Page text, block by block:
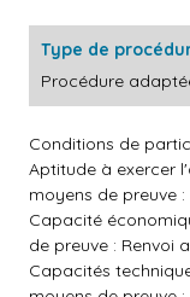
Type de
Procédure
Conditions de
Aptitude à exercer
moyens de preuve
Capacité
de preuve : Renvoi
Capacités